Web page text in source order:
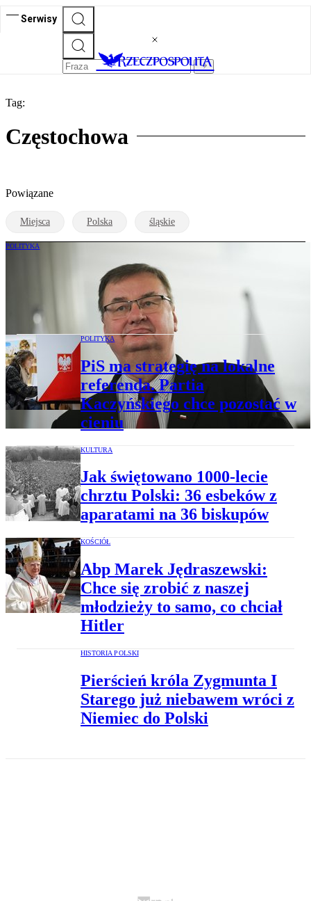
Serwisy
Tag:
Częstochowa
Powiązane
Miejsca Polska śląskie
POLITYKA
Jarosław Kaczyński ukarał posła PiS.
Zawieszenie po sporze o referendum w
Częstochowie
POLITYKA
PiS ma strategię na lokalne
referenda. Partia
Kaczyńskiego chce pozostać w
cieniu
KULTURA
Jak świętowano 1000-lecie
chrztu Polski: 36 esbeków z
aparatami na 36 biskupów
KOŚCIÓŁ
Abp Marek Jędraszewski:
Chce się zrobić z naszej
młodzieży to samo, co chciał
Hitler
HISTORIA POLSKI
Pierścień króla Zygmunta I
Starego już niebawem wróci z
Niemiec do Polski